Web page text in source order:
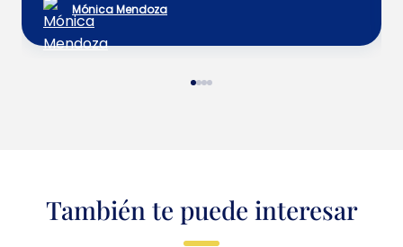
Mónica Mendoza
También te puede interesar